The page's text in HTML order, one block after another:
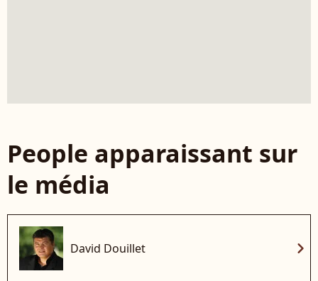
People apparaissant sur
le média
David Douillet chevron_right